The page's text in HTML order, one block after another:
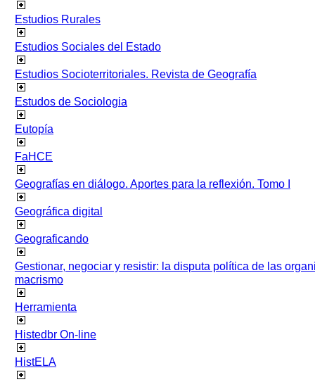
Estudios Rurales
Estudios Sociales del Estado
Estudios Socioterritoriales. Revista de Geografía
Estudos de Sociologia
Eutopía
FaHCE
Geografías en diálogo. Aportes para la reflexión. Tomo I
Geográfica digital
Geograficando
Gestionar, negociar y resistir: la disputa política de las
macrismo
Herramienta
Histedbr On-line
HistELA